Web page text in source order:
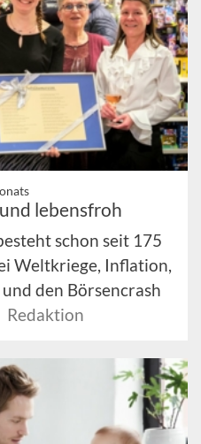
lebensfroh
schon seit 175
Weltkriege, Inflation,
den Börsencrash
Redaktion